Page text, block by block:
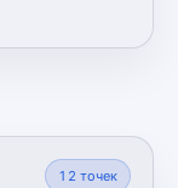
12 точек